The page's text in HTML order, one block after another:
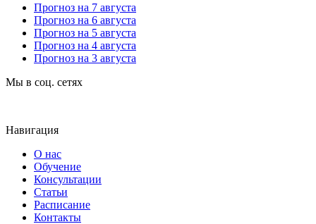
Прогноз на 7 августа
Прогноз на 6 августа
Прогноз на 5 августа
Прогноз на 4 августа
Прогноз на 3 августа
Мы в соц. сетях
Навигация
О нас
Обучение
Консультации
Статьи
Расписание
Контакты